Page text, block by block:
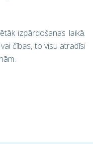
izpārdošanas laikā.
čības, to visu atradīsi